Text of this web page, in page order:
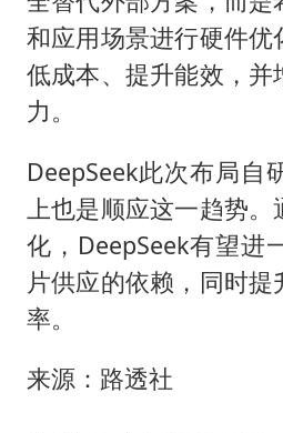
和应用场景进行硬件优
低成本、提升能效，
力。
DeepSeek此次布局自
上也是顺应这一趋势
化，DeepSeek有望进
片供应的依赖，同时
率。
来源：路透社